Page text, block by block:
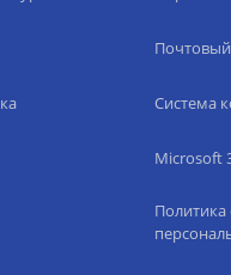
Система
Microsoft